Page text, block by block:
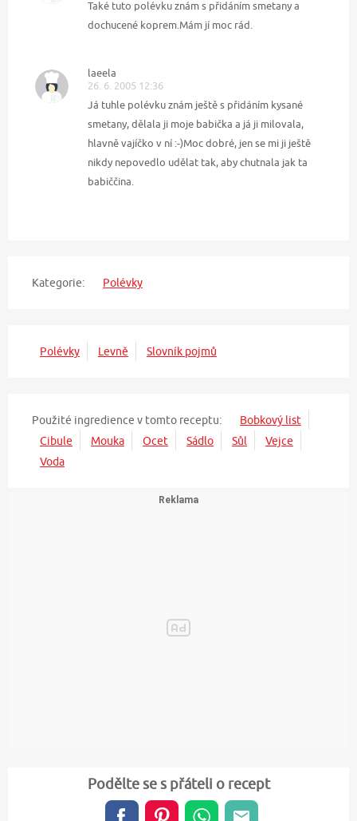
Také tuto polévku znám s přidáním smetany a
dochucené koprem.Mám jí moc rád.
laeela
26. 6. 2005 12:36
Já tuhle polévku znám ještě s přidáním kysané
smetany, dělala ji moje babička a já ji milovala,
hlavně vajíčko v ní :-)Moc dobré, jen se mi ji ještě
nikdy nepovedlo udělat tak, aby chutnala jak ta
babiččina.
Kategorie: Polévky
Polévky Levně Slovník pojmů
Použité ingredience v tomto receptu:
Bobkový list
Cibule
Mouka Ocet Sádlo Sůl
Vejce
Voda
Podělte se s přáteli o recept